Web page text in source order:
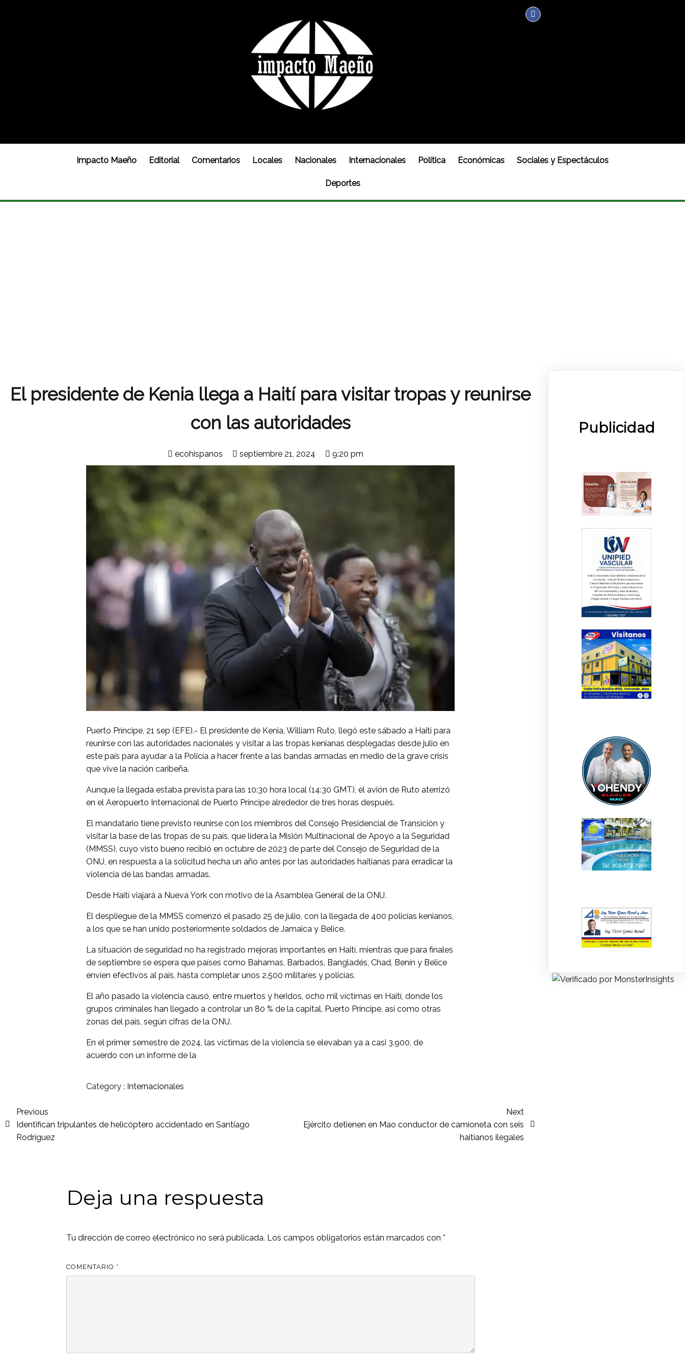
Impacto Maeño Editorial Comentarios Locales Nacionales Internacionales Politica Económicas Sociales y Espectáculos
Deportes
El presidente de Kenia llega a Haití para visitar tropas y reunirse
con las autoridades
ecohispanos septiembre 21, 2024 9:20 pm
Puerto Príncipe, 21 sep (EFE).- El presidente de Kenia, William Ruto, llegó este sábado a Haití para
reunirse con las autoridades nacionales y visitar a las tropas kenianas desplegadas desde julio en
este país para ayudar a la Policía a hacer frente a las bandas armadas en medio de la grave crisis
que vive la nación caribeña.
Aunque la llegada estaba prevista para las 10:30 hora local (14:30 GMT), el avión de Ruto aterrizó
en el Aeropuerto Internacional de Puerto Príncipe alrededor de tres horas después.
El mandatario tiene previsto reunirse con los miembros del Consejo Presidencial de Transición y
visitar la base de las tropas de su país, que lidera la Misión Multinacional de Apoyo a la Seguridad
(MMSS), cuyo visto bueno recibió en octubre de 2023 de parte del Consejo de Seguridad de la
ONU, en respuesta a la solicitud hecha un año antes por las autoridades haitianas para erradicar la
violencia de las bandas armadas.
Desde Haití viajará a Nueva York con motivo de la Asamblea General de la ONU.
El despliegue de la MMSS comenzó el pasado 25 de julio, con la llegada de 400 policías kenianos,
a los que se han unido posteriormente soldados de Jamaica y Belice.
La situación de seguridad no ha registrado mejoras importantes en Haití, mientras que para finales
de septiembre se espera que países como Bahamas, Barbados, Bangladés, Chad, Benín y Belice
envíen efectivos al país, hasta completar unos 2.500 militares y policías.
El año pasado la violencia causó, entre muertos y heridos, ocho mil víctimas en Haití, donde los
grupos criminales han llegado a controlar un 80 % de la capital, Puerto Príncipe, así como otras
zonas del país, según cifras de la ONU.
En el primer semestre de 2024, las víctimas de la violencia se elevaban ya a casi 3.900, de
acuerdo con un informe de la
Category : Internacionales
Previous
Identifican tripulantes de helicóptero accidentado en Santiago
Rodríguez
Next
Ejército detienen en Mao conductor de camioneta con seis
haitianos ilegales
Deja una respuesta
Tu dirección de correo electrónico no será publicada. Los campos obligatorios están marcados con*
COMENTARIO *
Publicidad